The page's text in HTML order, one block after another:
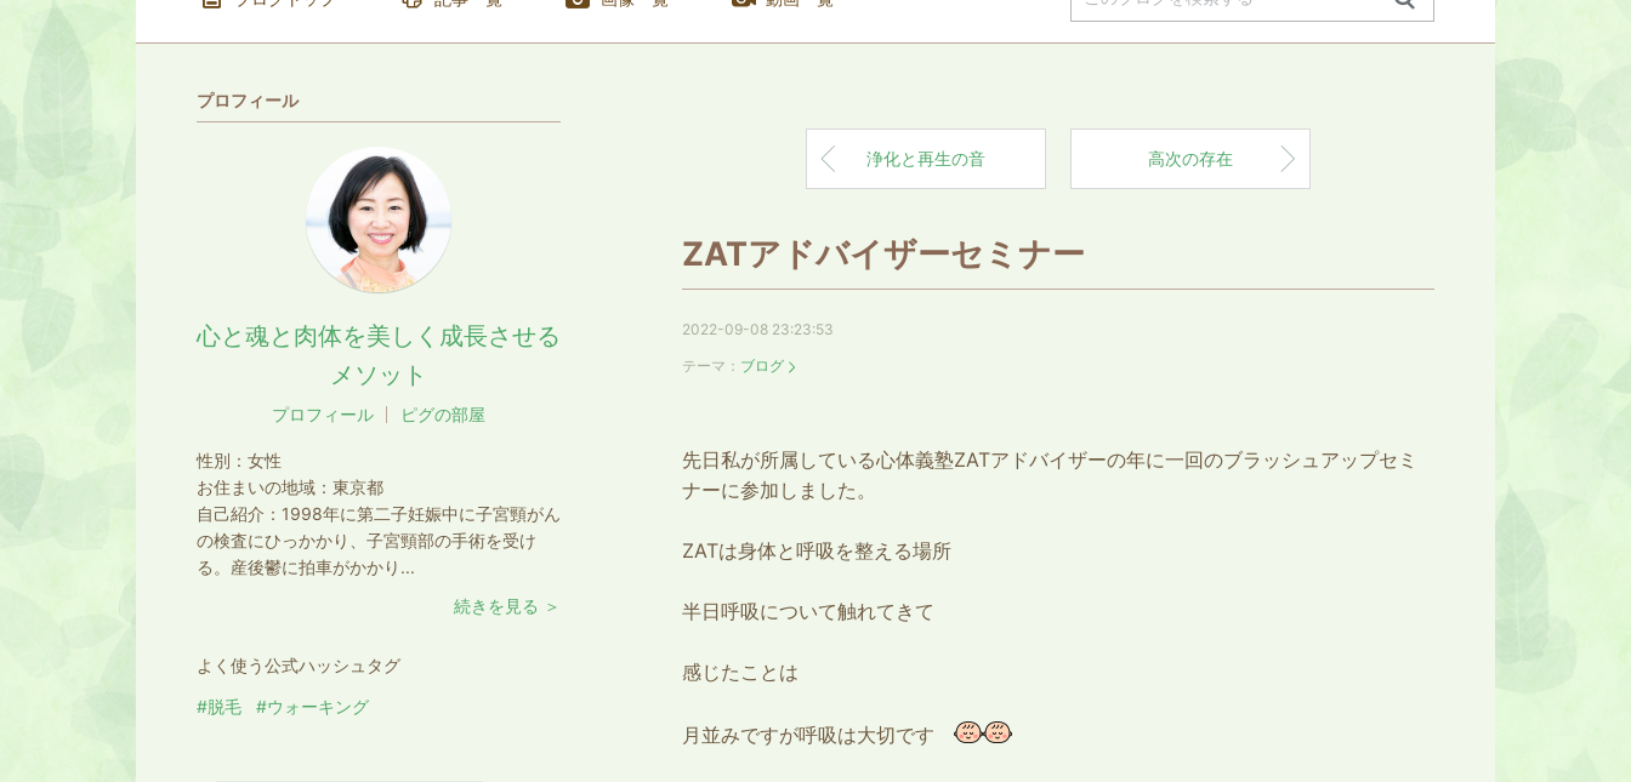
浄化と再生の音 高次の存在
ZATアドバイザーセミナー
2022-09-08 23:23:53
テーマ： ブログ
先日私が所属している心体義塾ZATアドバイザーの年に一回のブラッシュアップセミ
ナーに参加しました。
ZATは身体と呼吸を整える場所
半日呼吸について触れてきて
感じたことは
月並みですが呼吸は大切です
プロフィール
心と魂と肉体を美しく成長させる
メソット
プロフィール ピグの部屋
性別： 女性
お住まいの地域： 東京都
自己紹介： 1998年に第二子妊娠中に子宮頸がん
の検査にひっかかり、子宮頸部の手術を受け
る。産後鬱に拍車がかかり...
続きを見る ＞
よく使う公式ハッシュタグ
#脱毛 #ウォーキング